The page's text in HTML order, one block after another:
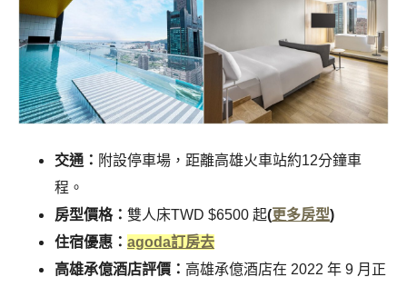
交通： 附設停車場，距離高雄火車站約12分鐘車
程。
房型價格： 雙人床TWD $6500 起(更多房型)
住宿優惠： agoda訂房去
高雄承億酒店評價： 高雄承億酒店在 2022 年 9 月正